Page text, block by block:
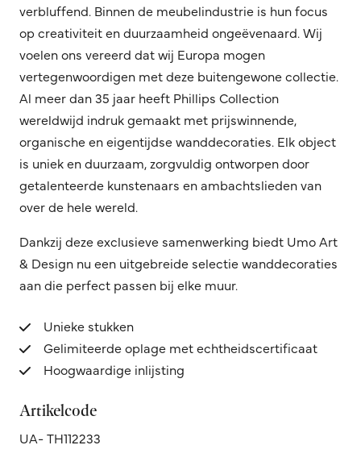
verbluffend. Binnen de meubelindustrie is hun focus
op creativiteit en duurzaamheid ongeëvenaard. Wij
voelen ons vereerd dat wij Europa mogen
vertegenwoordigen met deze buitengewone collectie.
Al meer dan 35 jaar heeft Phillips Collection
wereldwijd indruk gemaakt met prijswinnende,
organische en eigentijdse wanddecoraties. Elk object
is uniek en duurzaam, zorgvuldig ontworpen door
getalenteerde kunstenaars en ambachtslieden van
over de hele wereld.
Dankzij deze exclusieve samenwerking biedt Umo Art
& Design nu een uitgebreide selectie wanddecoraties
aan die perfect passen bij elke muur.
Unieke stukken
Gelimiteerde oplage met echtheidscertificaat
Hoogwaardige inlijsting
Artikelcode
UA- TH112233